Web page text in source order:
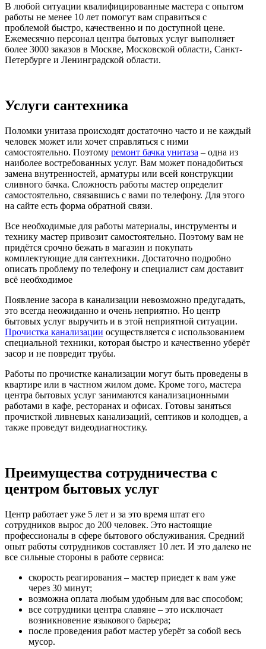
В любой ситуации квалифицированные мастера с опытом
работы не менее 10 лет помогут вам справиться с
проблемой быстро, качественно и по доступной цене.
Ежемесячно персонал центра бытовых услуг выполняет
более 3000 заказов в Москве, Московской области, Санкт-
Петербурге и Ленинградской области.
Услуги сантехника
Поломки унитаза происходят достаточно часто и не каждый
человек может или хочет справляться с ними
самостоятельно. Поэтому ремонт бачка унитаза – одна из
наиболее востребованных услуг. Вам может понадобиться
замена внутренностей, арматуры или всей конструкции
сливного бачка. Сложность работы мастер определит
самостоятельно, связавшись с вами по телефону. Для этого
на сайте есть форма обратной связи.
Все необходимые для работы материалы, инструменты и
технику мастер привозит самостоятельно. Поэтому вам не
придётся срочно бежать в магазин и покупать
комплектующие для сантехники. Достаточно подробно
описать проблему по телефону и специалист сам доставит
всё необходимое
Появление засора в канализации невозможно предугадать,
это всегда неожиданно и очень неприятно. Но центр
бытовых услуг выручить и в этой неприятной ситуации.
Прочистка канализации осуществляется с использованием
специальной техники, которая быстро и качественно уберёт
засор и не повредит трубы.
Работы по прочистке канализации могут быть проведены в
квартире или в частном жилом доме. Кроме того, мастера
центра бытовых услуг занимаются канализационными
работами в кафе, ресторанах и офисах. Готовы заняться
прочисткой ливневых канализаций, септиков и колодцев, а
также проведут видеодиагностику.
Преимущества сотрудничества с
центром бытовых услуг
Центр работает уже 5 лет и за это время штат его
сотрудников вырос до 200 человек. Это настоящие
профессионалы в сфере бытового обслуживания. Средний
опыт работы сотрудников составляет 10 лет. И это далеко не
все сильные стороны в работе сервиса:
скорость реагирования – мастер приедет к вам уже
через 30 минут;
возможна оплата любым удобным для вас способом;
все сотрудники центра славяне – это исключает
возникновение языкового барьера;
после проведения работ мастер уберёт за собой весь
мусор.